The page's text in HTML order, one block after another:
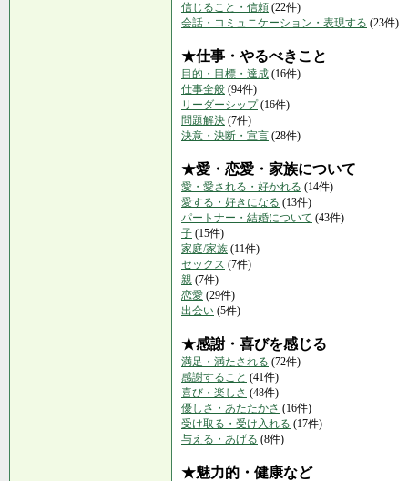
信じること・信頼 (22件)
会話・コミュニケーション・表現する (23件)
★仕事・やるべきこと
目的・目標・達成 (16件)
仕事全般 (94件)
リーダーシップ(16件)
問題解決 (7件)
決意・決断・宣言 (28件)
★愛・恋愛・家族について
愛・愛される・好かれる (14件)
愛する・好きになる (13件)
パートナー・結婚について (43件)
子 (15件)
家庭/家族 (11件)
セックス (7件)
親 (7件)
恋愛 (29件)
出会い (5件)
★感謝・喜びを感じる
満足・満たされる (72件)
感謝すること (41件)
喜び・楽しさ (48件)
優しさ・あたたかさ (16件)
受け取る・受け入れる (17件)
与える・あげる (8件)
★魅力的・健康など